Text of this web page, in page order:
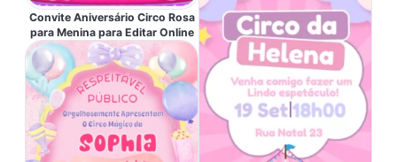
Convite Aniversário Circo Rosa
para Menina para Editar Online